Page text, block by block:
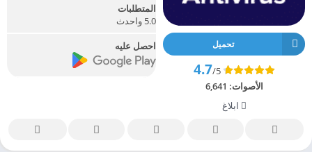
تحميل
4.7/5
الأصوات: 6,641
ابلاغ
المتطلبات
5.0 واحدث
احصل عليه